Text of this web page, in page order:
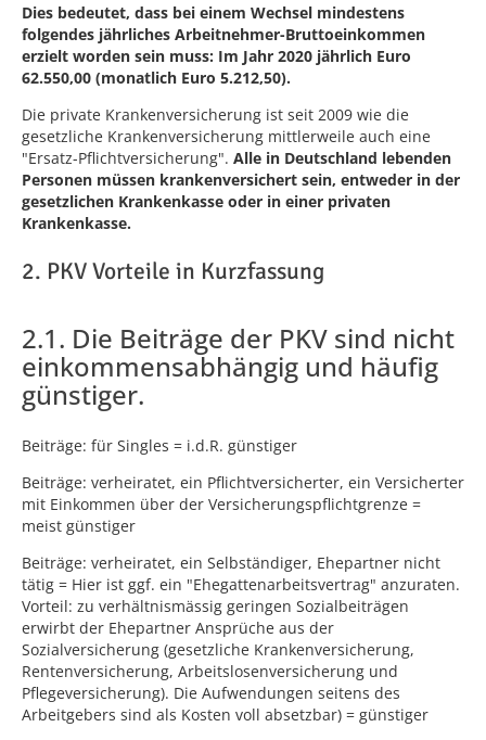
Dies bedeutet, dass bei einem Wechsel mindestens
folgendes jährliches Arbeitnehmer-Bruttoeinkommen
erzielt worden sein muss: Im Jahr 2020 jährlich Euro
62.550,00 (monatlich Euro 5.212,50).
Die private Krankenversicherung ist seit 2009 wie die
gesetzliche Krankenversicherung mittlerweile auch eine
"Ersatz-Pflichtversicherung". Alle in Deutschland lebenden
Personen müssen krankenversichert sein, entweder in der
gesetzlichen Krankenkasse oder in einer privaten
Krankenkasse.
2. PKV Vorteile in Kurzfassung
2.1. Die Beiträge der PKV sind nicht
einkommensabhängig und häufig
günstiger.
Beiträge: für Singles = i.d.R. günstiger
Beiträge: verheiratet, ein Pflichtversicherter, ein Versicherter
mit Einkommen über der Versicherungspflichtgrenze =
meist günstiger
Beiträge: verheiratet, ein Selbständiger, Ehepartner nicht
tätig = Hier ist ggf. ein "Ehegattenarbeitsvertrag" anzuraten.
Vorteil: zu verhältnismässig geringen Sozialbeiträgen
erwirbt der Ehepartner Ansprüche aus der
Sozialversicherung (gesetzliche Krankenversicherung,
Rentenversicherung, Arbeitslosenversicherung und
Pflegeversicherung). Die Aufwendungen seitens des
Arbeitgebers sind als Kosten voll absetzbar) = günstiger